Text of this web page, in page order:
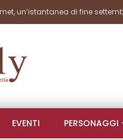
EVENTI PERSONAGGI